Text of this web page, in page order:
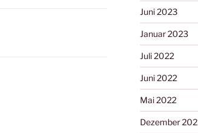
Juni 2023
Januar 2023
Juli 2022
Juni 2022
Mai 2022
Dezember